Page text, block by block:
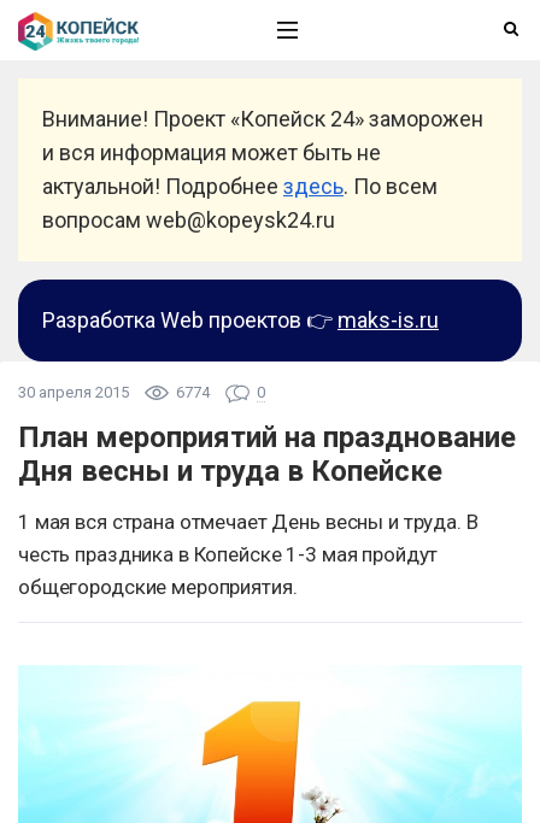
Внимание! Проект «Копейск 24» заморожен
и вся информация может быть не
актуальной! Подробнее здесь. По всем
вопросам web@kopeysk24.ru
Разработка Web проектов 👉 maks-is.ru
30 апреля 2015 6774 0
План мероприятий на празднование
Дня весны и труда в Копейске
1 мая вся страна отмечает День весны и труда. В
честь праздника в Копейске 1-3 мая пройдут
общегородские мероприятия.